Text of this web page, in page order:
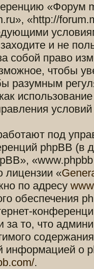
«Форум
«http://
и не
собой право
чтобы
разумным
под
phpBB (в
лицензии «
по адресу
обеспечения
за то, что
информацией о
.